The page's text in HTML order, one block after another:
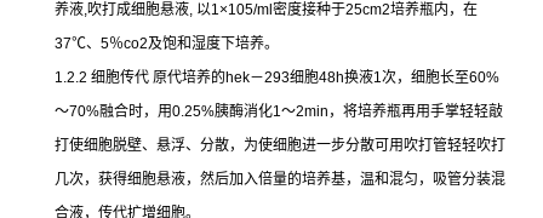
养液,吹打成细胞悬液, 以1×105/ml 密度接种于25cm2培养瓶内，在
37℃、 5％co2及饱和湿度下培养。
1.2.2 细胞传代 原代培养的hek－293细胞48h换液1次，细胞长至60%
～70%融合时，用0.25%胰酶消化1～2min ，将培养瓶再用手掌轻轻敲
打使细胞脱壁、悬浮、分散，为使细胞进一步分散可用吹打管轻轻吹打
几次，获得细胞悬液，然后加入倍量的培养基，温和混匀，吸管分装混
合液，传代扩增细胞。